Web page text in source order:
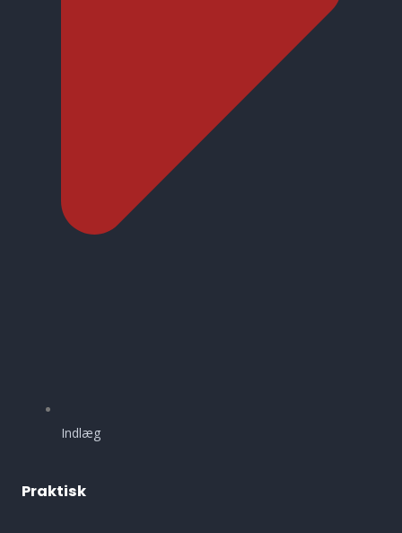
Indlæg
Praktisk